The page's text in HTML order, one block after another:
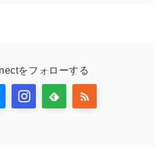
をフォローする